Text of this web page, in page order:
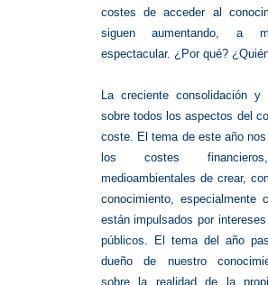
costes de acceder al
siguen aumentando, a
espectacular. ¿Por qué?
La creciente consolidación
sobre todos los aspectos del
coste. El tema de este año
los costes
medioambientales de crear,
conocimiento, especialmente
están impulsados por
públicos. El tema del año
dueño de nuestro
sobre la realidad de la